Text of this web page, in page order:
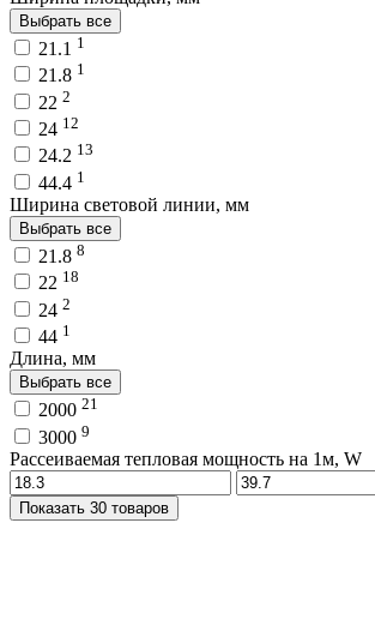
Выбрать все
21.1 1
21.8 1
22 2
24 12
24.2 13
44.4 1
Ширина световой линии, мм
Выбрать все
21.8 8
22 18
24 2
44 1
Длина, мм
Выбрать все
2000 21
3000 9
Рассеиваемая тепловая мощность на 1м, W
Показать 30 товаров